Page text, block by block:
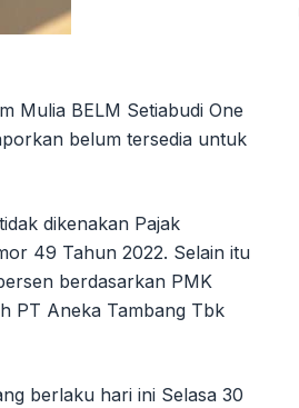
Mulia BELM Setiabudi One
belum tersedia untuk
dikenakan Pajak
49 Tahun 2022. Selain itu
berdasarkan PMK
PT Aneka Tambang Tbk
berlaku hari ini Selasa 30